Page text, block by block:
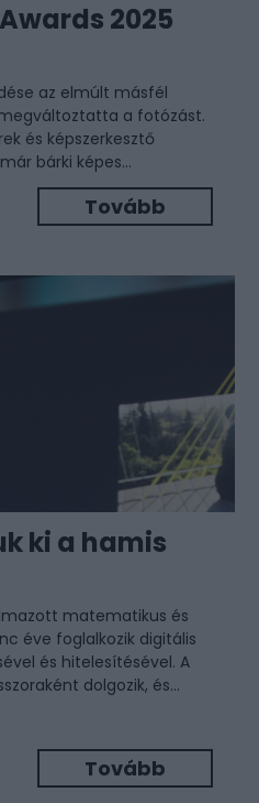
2025
az elmúlt másfél
a fotózást.
és képszerkesztő
bárki képes...
Tovább
ki a hamis
matematikus és
éve foglalkozik digitális
és hitelesítésével. A
dolgozik, és...
Tovább